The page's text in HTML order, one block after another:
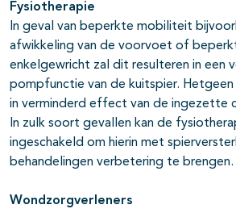
Fysiotherapie
In geval van beperkte mobiliteit
afwikkeling van de voorvoet of
enkelgewricht zal dit resulteren in een
pompfunctie van de kuitspier. Hetgeen
in verminderd effect van de ingezette
In zulk soort gevallen kan de
ingeschakeld om hierin met
behandelingen verbetering te brengen.
Wondzorgverleners